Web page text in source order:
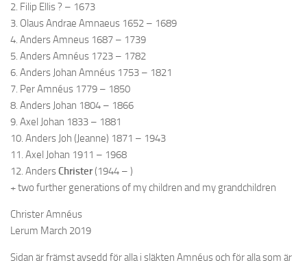
2. Filip Ellis ? – 1673
3. Olaus Andrae Amnaeus 1652 – 1689
4. Anders Amneus 1687 – 1739
5. Anders Amnéus 1723 – 1782
6. Anders Johan Amnéus 1753 – 1821
7. Per Amnéus 1779 – 1850
8. Anders Johan 1804 – 1866
9. Axel Johan 1833 – 1881
10. Anders Joh (Jeanne) 1871 – 1943
11. Axel Johan 1911 – 1968
12. AndersChrister(1944 – )
+ two further generations of my children and my grandchildren
Christer Amnéus
Lerum March 2019
Sidan är främst avsedd för alla i släkten Amnéus och för alla som är